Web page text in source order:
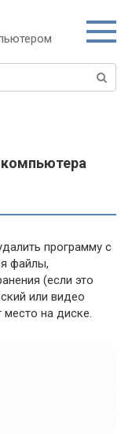
программу с
файлы,
(если это
или видео
на диске.